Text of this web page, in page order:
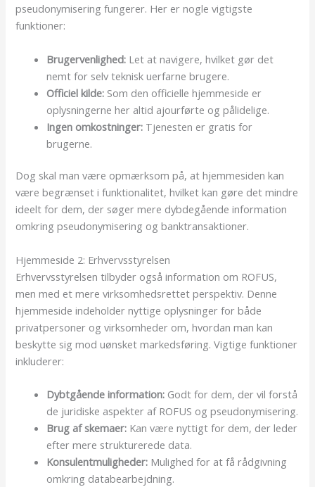
pseudonymisering fungerer. Her er nogle vigtigste
funktioner:
Brugervenlighed: Let at navigere, hvilket gør det
nemt for selv teknisk uerfarne brugere.
Officiel kilde: Som den officielle hjemmeside er
oplysningerne her altid ajourførte og pålidelige.
Ingen omkostninger: Tjenesten er gratis for
brugerne.
Dog skal man være opmærksom på, at hjemmesiden kan
være begrænset i funktionalitet, hvilket kan gøre det mindre
ideelt for dem, der søger mere dybdegående information
omkring pseudonymisering og banktransaktioner.
Hjemmeside 2: Erhvervsstyrelsen
Erhvervsstyrelsen tilbyder også information om ROFUS,
men med et mere virksomhedsrettet perspektiv. Denne
hjemmeside indeholder nyttige oplysninger for både
privatpersoner og virksomheder om, hvordan man kan
beskytte sig mod uønsket markedsføring. Vigtige funktioner
inkluderer:
Dybtgående information: Godt for dem, der vil forstå
de juridiske aspekter af ROFUS og pseudonymisering.
Brug af skemaer: Kan være nyttigt for dem, der leder
efter mere strukturerede data.
Konsulentmuligheder: Mulighed for at få rådgivning
omkring databearbejdning.